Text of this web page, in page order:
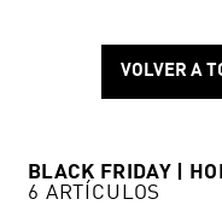
VOLVER A
BLACK FRIDAY |
6 ARTÍCULOS